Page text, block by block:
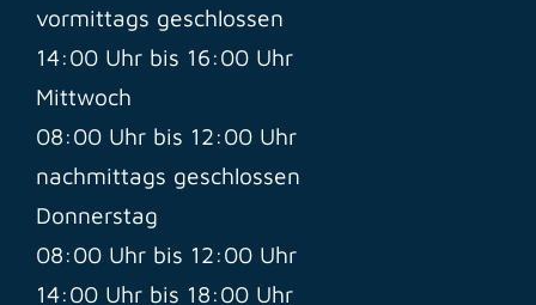
vormittags geschlossen
14:00 Uhr bis 16:00 Uhr
Mittwoch
08:00 Uhr bis 12:00 Uhr
nachmittags geschlossen
Donnerstag
08:00 Uhr bis 12:00 Uhr
14:00 Uhr bis 18:00 Uhr